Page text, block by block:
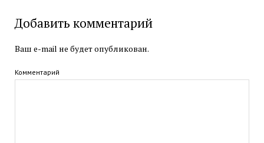
Добавить комментарий
Ваш e-mail не будет опубликован.
Комментарий